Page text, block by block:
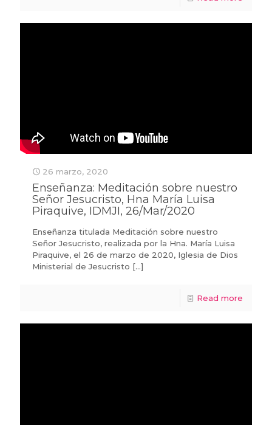
26 marzo, 2020
Enseñanza: Meditación sobre nuestro
Señor Jesucristo, Hna María Luisa
Piraquive, IDMJI, 26/Mar/2020
Enseñanza titulada Meditación sobre nuestro
Señor Jesucristo, realizada por la Hna. María Luisa
Piraquive, el 26 de marzo de 2020, Iglesia de Dios
Ministerial de Jesucristo […]
Read more